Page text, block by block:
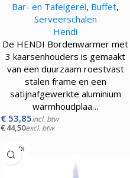
Bar- en Tafelgerei, Buffet,
Serveerschalen
Hendi
De HENDI Bordenwarmer met
3 kaarsenhouders is gemaakt
van een duurzaam roestvast
stalen frame en een
satijnafgewerkte aluminium
warmhoudplaa…
€ 53,85incl. btw
€ 44,50excl. btw
HENDI